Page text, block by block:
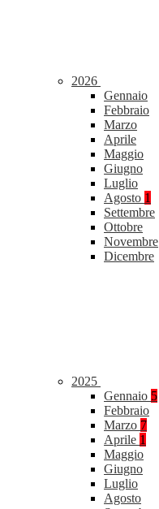
2026
Gennaio
Febbraio
Marzo
Aprile
Maggio
Giugno
Luglio
Agosto 1
Settembre
Ottobre
Novembre
Dicembre
2025
Gennaio 5
Febbraio
Marzo 7
Aprile 1
Maggio
Giugno
Luglio
Agosto